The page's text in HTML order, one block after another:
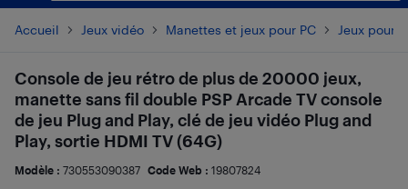
Accueil Jeux vidéo Manettes et jeux pour PC Jeux pour
Console de jeu rétro de plus de 20000 jeux,
manette sans fil double PSP Arcade TV console
de jeu Plug and Play, clé de jeu vidéo Plug and
Play, sortie HDMI TV (64G)
Modèle : 730553090387 Code Web : 19807824